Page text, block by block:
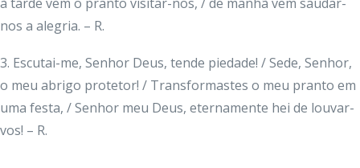
nos a alegria. – R.
3. Escutai-me, Senhor Deus, tende piedade! / Sede, Senhor,
o meu abrigo protetor! / Transformastes o meu pranto em
uma festa, / Senhor meu Deus, eternamente hei de louvar-
vos! – R.